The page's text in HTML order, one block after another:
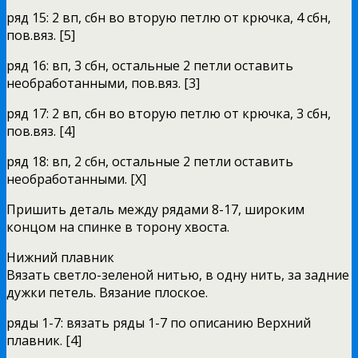
ряд 15: 2 вп, сбн во вторую петлю от крючка, 4 сбн,
пов.вяз. [5]
ряд 16: вп, 3 сбн, остальные 2 петли оставить
необработанными, пов.вяз. [3]
ряд 17: 2 вп, сбн во вторую петлю от крючка, 3 сбн,
пов.вяз. [4]
ряд 18: вп, 2 сбн, остальные 2 петли оставить
необработанными. [X]
Пришить деталь между рядами 8-17, широким
концом на спинке в торону хвоста.
Нижний плавник
Вязать светло-зеленой нитью, в одну нить, за задние
дужки петель. Вязание плоское.
ряды 1-7: вязать ряды 1-7 по описанию Верхний
плавник. [4]